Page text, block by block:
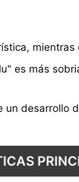
es más
un desarrollo